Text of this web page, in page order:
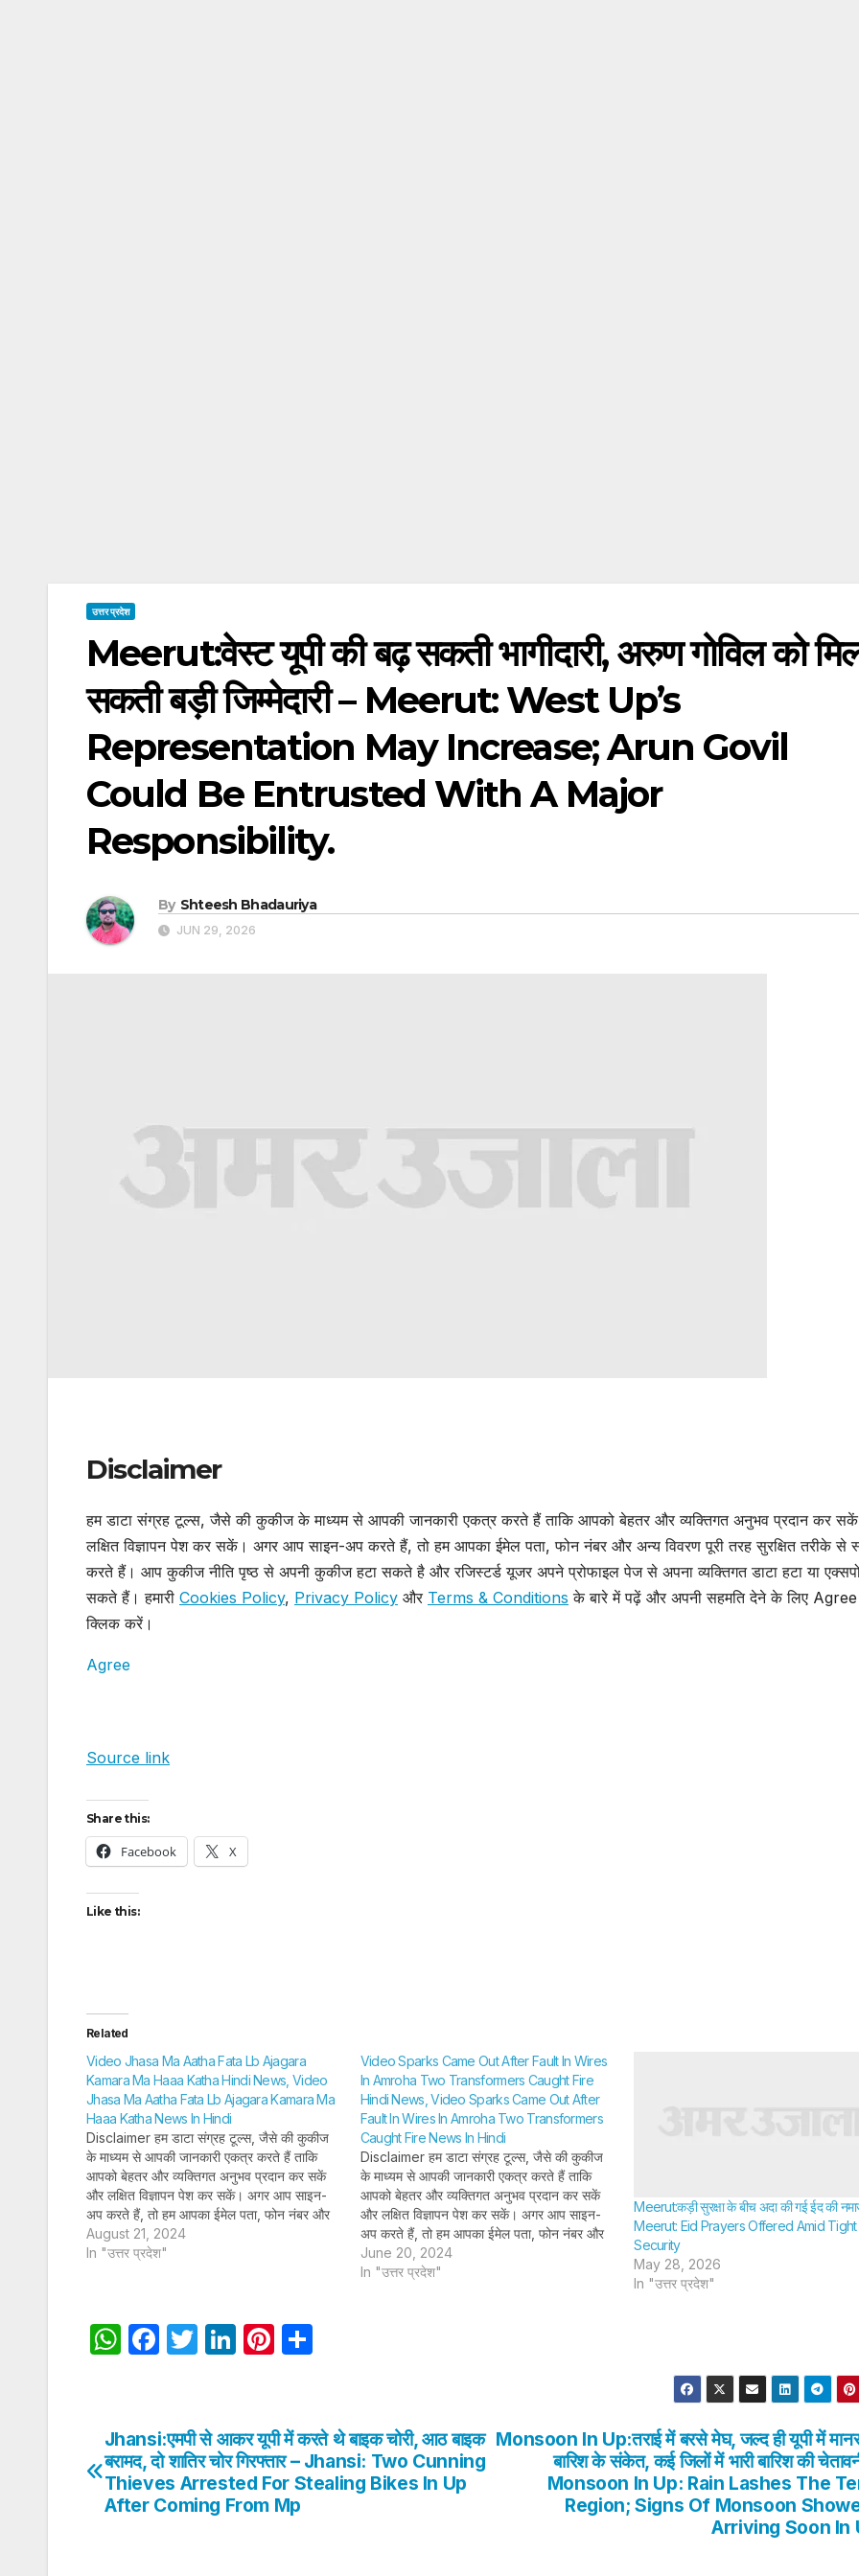
उत्तर प्रदेश
Meerut:वेस्ट यूपी की बढ़ सकती भागीदारी, अरुण गोविल को
सकती बड़ी जिम्मेदारी – Meerut: West Up’s
Representation May Increase; Arun Govil
Could Be Entrusted With A Major
Responsibility.
By Shteesh Bhadauriya
JUN 29, 2026
Disclaimer
हम डाटा संग्रह टूल्स, जैसे की कुकीज के माध्यम से आपकी जानकारी एकत्र करते हैं ताकि आपको बेहतर और व्यक्तिगत अनुभव प्रदान कर
लक्षित विज्ञापन पेश कर सकें। अगर आप साइन-अप करते हैं, तो हम आपका ईमेल पता, फोन नंबर और अन्य विवरण पूरी तरह सुरक्षित तरीके से
करते हैं। आप कुकीज नीति पृष्ठ से अपनी कुकीज हटा सकते है और रजिस्टर्ड यूजर अपने प्रोफाइल पेज से अपना व्यक्तिगत डाटा हटा या
सकते हैं। हमारी Cookies Policy, Privacy Policy और Terms & Conditions के बारे में पढ़ें और अपनी सहमति देने के लिए Agree
क्लिक करें।
Agree
Source link
Share this:
Facebook X
Like this:
Related
Video Jhasa Ma Aatha Fata Lb Ajagara
Kamara Ma Haaa Katha Hindi News, Video
Jhasa Ma Aatha Fata Lb Ajagara Kamara Ma
Haaa Katha News In Hindi
Disclaimer हम डाटा संग्रह टूल्स, जैसे की कुकीज
के माध्यम से आपकी जानकारी एकत्र करते हैं ताकि
आपको बेहतर और व्यक्तिगत अनुभव प्रदान कर सकें
और लक्षित विज्ञापन पेश कर सकें। अगर आप साइन-
अप करते हैं, तो हम आपका ईमेल पता, फोन नंबर और
अन्य विवरण पूरी तरह सुरक्षित तरीके…
August 21, 2024
In "उत्तर प्रदेश"
Video Sparks Came Out After Fault In Wires
In Amroha Two Transformers Caught Fire
Hindi News, Video Sparks Came Out After
Fault In Wires In Amroha Two Transformers
Caught Fire News In Hindi
Disclaimer हम डाटा संग्रह टूल्स, जैसे की कुकीज
के माध्यम से आपकी जानकारी एकत्र करते हैं ताकि
आपको बेहतर और व्यक्तिगत अनुभव प्रदान कर सकें
और लक्षित विज्ञापन पेश कर सकें। अगर आप साइन-
अप करते हैं, तो हम आपका ईमेल पता, फोन नंबर और
अन्य विवरण पूरी तरह सुरक्षित तरीके…
June 20, 2024
In "उत्तर प्रदेश"
Meerut:कड़ी सुरक्षा के बीच अदा की गई ईद की
Meerut: Eid Prayers Offered Amid Tight
Security
May 28, 2026
In "उत्तर प्रदेश"
W
s
A
p
p
F
e
b
o
o
T
er
Li
e
dI
n
Pi
e
st
e
Post
navigation
Monsoon In Up:तराई में बरसे मेघ, जल्द ही यूपी में
बारिश के संकेत, कई जिलों में भारी बारिश की
Monsoon In Up: Rain Lashes The
Region; Signs Of Monsoon
Arriving Soon In
Jhansi:एमपी से आकर यूपी में करते थे बाइक चोरी, आठ बाइक
बरामद, दो शातिर चोर गिरफ्तार – Jhansi: Two Cunning
Thieves Arrested For Stealing Bikes In Up
After Coming From Mp